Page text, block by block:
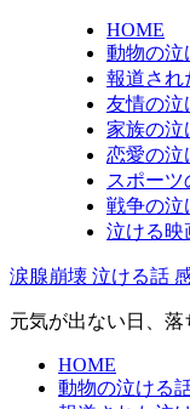
HOME
動物の泣
報道され
友情の泣
家族の泣
恋愛の泣
スポー
戦争の泣
泣ける映
涙腺崩壊 泣ける話
元気が出ない日、
HOME
動物の泣ける